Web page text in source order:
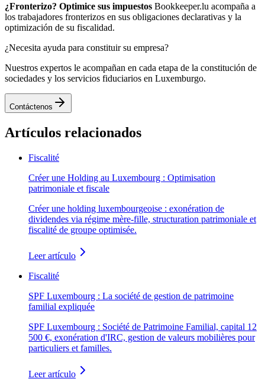
¿Fronterizo? Optimice sus impuestos Bookkeeper.lu acompaña a
los trabajadores fronterizos en sus obligaciones declarativas y la
optimización de su fiscalidad.
¿Necesita ayuda para constituir su empresa?
Nuestros expertos le acompañan en cada etapa de la constitución de
sociedades y los servicios fiduciarios en Luxemburgo.
Contáctenos
Artículos relacionados
Fiscalité
Créer une Holding au Luxembourg : Optimisation
patrimoniale et fiscale
Créer une holding luxembourgeoise : exonération de
dividendes via régime mère-fille, structuration patrimoniale et
fiscalité de groupe optimisée.
Leer artículo
Fiscalité
SPF Luxembourg : La société de gestion de patrimoine
familial expliquée
SPF Luxembourg : Société de Patrimoine Familial, capital 12
500 €, exonération d'IRC, gestion de valeurs mobilières pour
particuliers et familles.
Leer artículo